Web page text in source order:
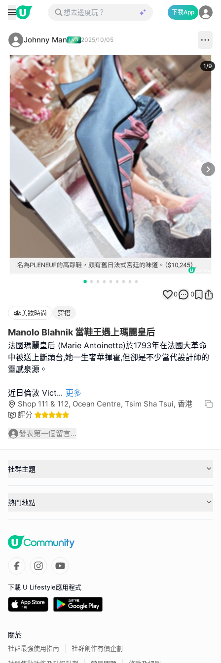
下載App
Johnny Man 2025/10/05
1/9
0 0
美妝時尚 穿搭
Manolo Blahnik 當鞋王遇上瑪麗皇后
法國瑪麗皇后 (Marie Antoinette)於1793年在法國大革命
中被送上斷頭台,她一生奢華揮霍,但卻是不少當代設計師的
靈感泉源。
近日倫敦 Vict... 更多
Shop 111 & 112, Ocean Centre, Tsim Sha Tsui, 香港
評分
發表第一個留言...
社群主題
熱門地點
下載 U Lifestyle應用程式
關於
社群最強使用指南
社群創作有價企劃